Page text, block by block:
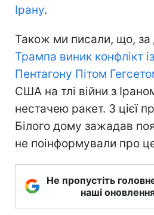
Ірану.
Також ми писали, що, за
Трампа виник конфлікт
Пентагону Пітом
США на тлі війни з
нестачею ракет. З цієї
Білого дому зажадав
не поінформували про
Не пропустіть
наші